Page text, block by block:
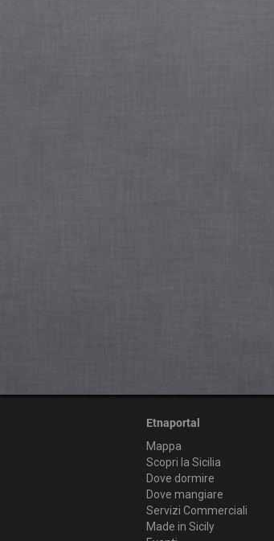
Etnaportal
Mappa
Scopri la Sicilia
Dove dormire
Dove mangiare
Servizi Commerciali
Made in Sicily